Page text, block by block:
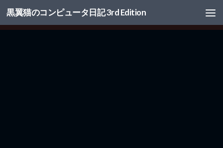
コンテンツへスキップ
黒翼猫のコンピュータ日記 3rd Edition